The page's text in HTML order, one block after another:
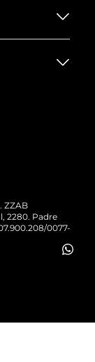
ZZAB
2280. Padre
0077-